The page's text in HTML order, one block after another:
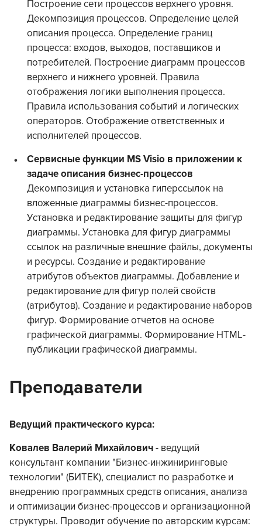
Построение сети процессов верхнего уровня.
Декомпозиция процессов. Определение целей
описания процесса. Определение границ
процесса: входов, выходов, поставщиков и
потребителей. Построение диаграмм процессов
верхнего и нижнего уровней. Правила
отображения логики выполнения процесса.
Правила использования событий и логических
операторов. Отображение ответственных и
исполнителей процессов.
Сервисные функции MS Visio в приложении к
задаче описания бизнес-процессов
Декомпозиция и установка гиперссылок на
вложенные диаграммы бизнес-процессов.
Установка и редактирование защиты для фигур
диаграммы. Установка для фигур диаграммы
ссылок на различные внешние файлы, документы
и ресурсы. Создание и редактирование
атрибутов объектов диаграммы. Добавление и
редактирование для фигур полей свойств
(атрибутов). Создание и редактирование наборов
фигур. Формирование отчетов на основе
графической диаграммы. Формирование HTML-
публикации графической диаграммы.
Преподаватели
Ведущий практического курса:
Ковалев Валерий Михайлович - ведущий
консультант компании "Бизнес-инжиниринговые
технологии" (БИТЕК), специалист по разработке и
внедрению программных средств описания, анализа
и оптимизации бизнес-процессов и организационной
структуры. Проводит обучение по авторским курсам: